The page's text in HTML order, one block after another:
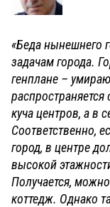
«Беда нынешнего
задачам города.
генплане –
куча центров, а в
Соответственно,
город, в центре
высокой
Получается,
коттедж. Однако